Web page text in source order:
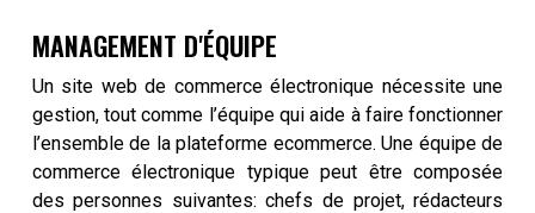
MANAGEMENT D'ÉQUIPE
Un site web de commerce électronique nécessite une
gestion, tout comme l’équipe qui aide à faire fonctionner
l’ensemble de la plateforme ecommerce. Une équipe de
commerce électronique typique peut être composée
des personnes suivantes: chefs de projet, rédacteurs